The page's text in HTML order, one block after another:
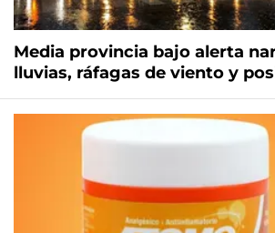
Media provincia bajo alerta
lluvias, ráfagas de viento y